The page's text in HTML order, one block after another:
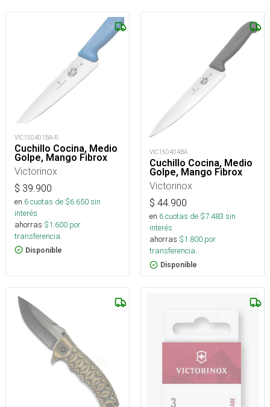
VIC150401BA-R
Cuchillo Cocina, Medio
Golpe, Mango Fibrox
Victorinox
$ 39.900
en 6cuotas de $6.650sin
interés
ahorras $1.600 por
transferencia.
Disponible
VIC150404BA
Cuchillo Cocina, Medio
Golpe, Mango Fibrox
Victorinox
$ 44.900
en 6cuotas de $7.483 sin
interés
ahorras $1.800 por
transferencia.
Disponible